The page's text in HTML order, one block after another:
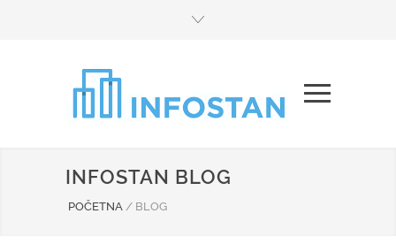
INFOSTAN BLOG
POČETNA / BLOG